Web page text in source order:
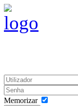
Memorizar